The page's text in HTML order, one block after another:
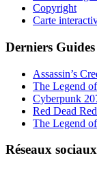
Copyright
Carte
Derniers Guides
Assassin’s
The Legend
Cyberpunk
Red Dead
The Legend
Réseaux sociaux